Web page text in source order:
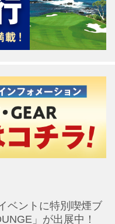
ベントに特別喫煙ブ
」が出展中！